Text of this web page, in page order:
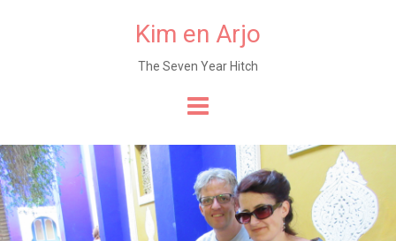
Kim en Arjo
The Seven Year Hitch
de
content